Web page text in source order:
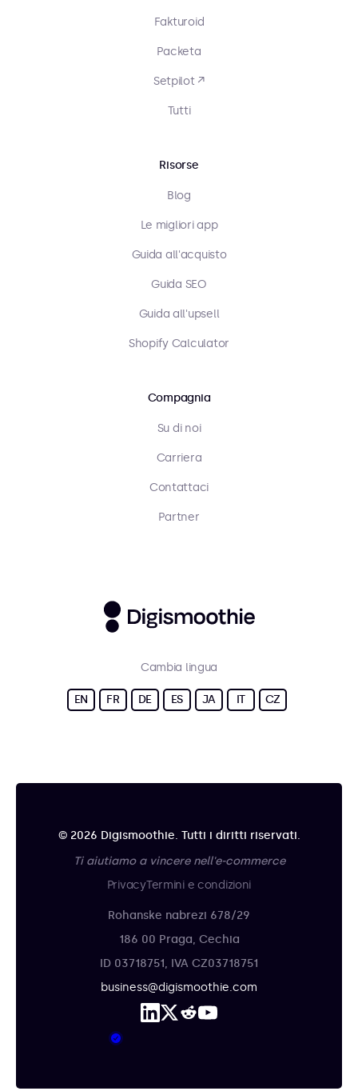
Fakturoid
Packeta
Setpilot ↗
Tutti
Risorse
Blog
Le migliori app
Guida all'acquisto
Guida SEO
Guida all'upsell
Shopify Calculator
Compagnia
Su di noi
Carriera
Contattaci
Partner
Cambia lingua
EN FR DE ES JA IT CZ
© 2026 Digismoothie. Tutti i diritti riservati.
Ti aiutiamo a vincere nell'e-commerce
PrivacyTermini e condizioni
Rohanske nabrezi 678/29
186 00 Praga, Cechia
ID 03718751, IVA CZ03718751
business@digismoothie.com